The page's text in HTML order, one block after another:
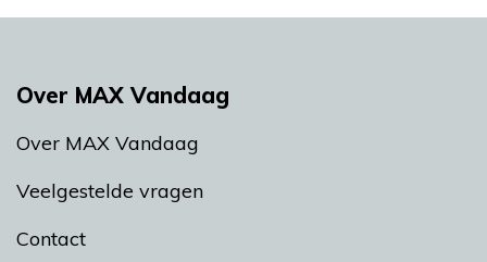
Over MAX Vandaag
Over MAX Vandaag
Veelgestelde vragen
Contact